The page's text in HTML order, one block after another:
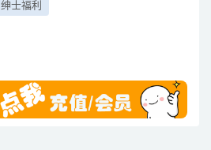
绅士福利